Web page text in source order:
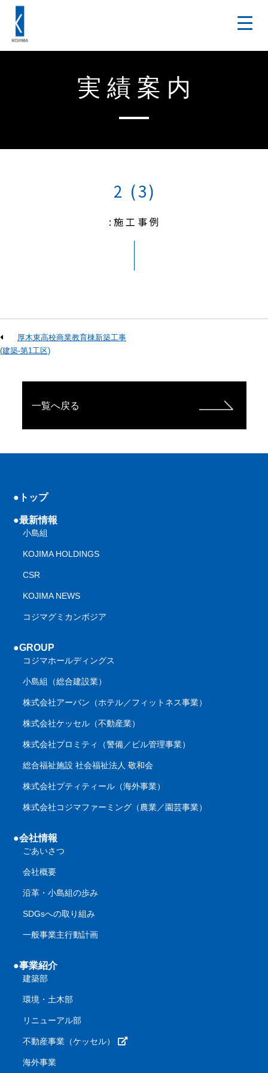
実績案内
2 (3)
:施工事例
厚木東高校商業教育棟新築工事
(建築-第1工区)
一覧へ戻る
●トップ
●最新情報
小島組
KOJIMA HOLDINGS
CSR
KOJIMA NEWS
コジマグミカンボジア
●GROUP
コジマホールディングス
小島組（総合建設業）
株式会社アーバン（ホテル／フィットネス事業）
株式会社ケッセル（不動産業）
株式会社プロミティ（警備／ビル管理事業）
総合福祉施設 社会福祉法人 敬和会
株式会社プティティール（海外事業）
株式会社コジマファーミング（農業／園芸事業）
●会社情報
ごあいさつ
会社概要
沿革・小島組の歩み
SDGsへの取り組み
一般事業主行動計画
●事業紹介
建築部
環境・土木部
リニューアル部
不動産事業（ケッセル）
海外事業